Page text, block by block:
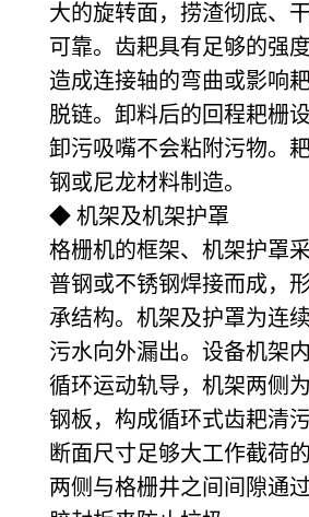
大的旋转面，捞渣彻底、
可靠。齿耙具有足够的强
造成连接轴的弯曲或影响
脱链。卸料后的回程耙栅
卸污吸嘴不会粘附污物。
钢或尼龙材料制造。
◆ 机架及机架护罩
格栅机的框架、机架护罩
普钢或不锈钢焊接而成，
承结构。机架及护罩为连
污水向外漏出。设备机架
循环运动轨导，机架两侧
钢板，构成循环式齿耙清
断面尺寸足够大工作截荷
两侧与格栅井之间间隙通